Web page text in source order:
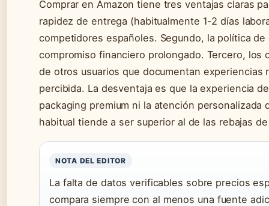
Comprar en Amazon tiene tres ventajas claras
rapidez de entrega (habitualmente 1-2 días
competidores españoles. Segundo, la política
compromiso financiero prolongado. Tercero, los
de otros usuarios que documentan experiencias
percibida. La desventaja es que la experiencia
packaging premium ni la atención
habitual tiende a ser superior al de las rebajas
NOTA DEL EDITOR
La falta de datos verificables sobre precios
compara siempre con al menos una fuente